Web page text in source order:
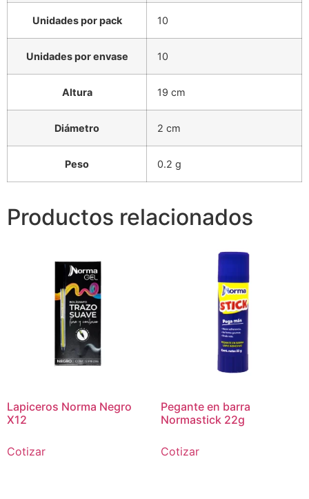
Unidades por pack 10
Unidades por envase 10
Altura 19 cm
Diámetro 2 cm
Peso 0.2 g
Productos relacionados
Lapiceros Norma Negro
X12
Cotizar
Pegante en barra
Normastick 22g
Cotizar